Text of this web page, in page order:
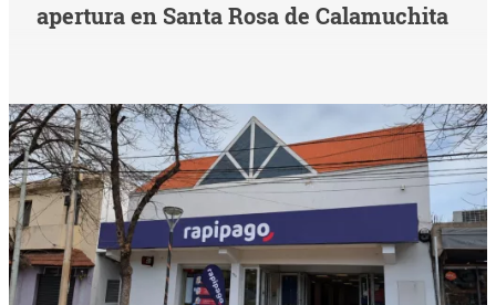
apertura en Santa Rosa de Calamuchita